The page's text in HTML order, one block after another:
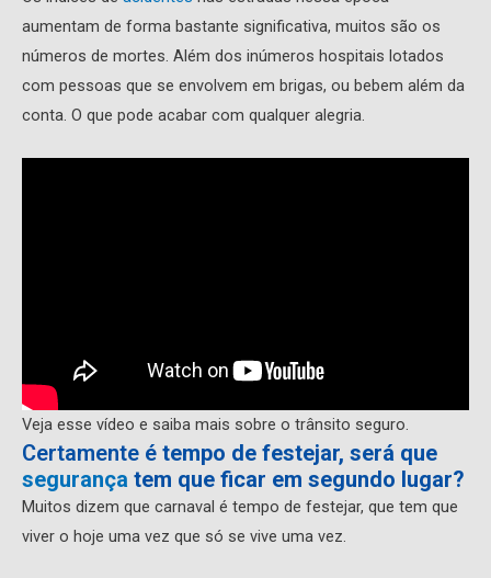
aumentam de forma bastante significativa, muitos são os
números de mortes. Além dos inúmeros hospitais lotados
com pessoas que se envolvem em brigas, ou bebem além da
conta. O que pode acabar com qualquer alegria.
Veja esse vídeo e saiba mais sobre o trânsito seguro.
Certamente é tempo de festejar, será que
segurança tem que ficar em segundo lugar?
Muitos dizem que carnaval é tempo de festejar, que tem que
viver o hoje uma vez que só se vive uma vez.